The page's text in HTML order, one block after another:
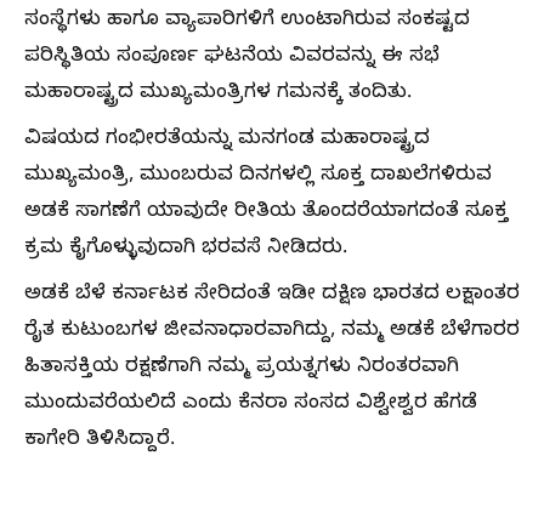
ಸಂಸ್ಥೆಗಳು ಹಾಗೂ ವ್ಯಾಪಾರಿಗಳಿಗೆ ಉಂಟಾಗಿರುವ ಸಂಕಷ್ಟದ
ಪರಿಸ್ಥಿತಿಯ ಸಂಪೂರ್ಣ ಘಟನೆಯ ವಿವರವನ್ನು ಈ ಸಭೆ
ಮಹಾರಾಷ್ಟ್ರದ ಮುಖ್ಯಮಂತ್ರಿಗಳ ಗಮನಕ್ಕೆ ತಂದಿತು.
​ವಿಷಯದ ಗಂಭೀರತೆಯನ್ನು ಮನಗಂಡ ಮಹಾರಾಷ್ಟ್ರದ
ಮುಖ್ಯಮಂತ್ರಿ, ಮುಂಬರುವ ದಿನಗಳಲ್ಲಿ ಸೂಕ್ತ ದಾಖಲೆಗಳಿರುವ
ಅಡಕೆ ಸಾಗಣೆಗೆ ಯಾವುದೇ ರೀತಿಯ ತೊಂದರೆಯಾಗದಂತೆ ಸೂಕ್ತ
ಕ್ರಮ ಕೈಗೊಳ್ಳುವುದಾಗಿ ಭರವಸೆ ನೀಡಿದರು.
​ಅಡಕೆ ಬೆಳೆ ಕರ್ನಾಟಕ ಸೇರಿದಂತೆ ಇಡೀ ದಕ್ಷಿಣ ಭಾರತದ ಲಕ್ಷಾಂತರ
ರೈತ ಕುಟುಂಬಗಳ ಜೀವನಾಧಾರವಾಗಿದ್ದು, ನಮ್ಮ ಅಡಕೆ ಬೆಳೆಗಾರರ
ಹಿತಾಸಕ್ತಿಯ ರಕ್ಷಣೆಗಾಗಿ ನಮ್ಮ ಪ್ರಯತ್ನಗಳು ನಿರಂತರವಾಗಿ
ಮುಂದುವರೆಯಲಿದೆ ಎಂದು ಕೆನರಾ ಸಂಸದ ವಿಶ್ವೇಶ್ವರ ಹೆಗಡೆ
ಕಾಗೇರಿ ತಿಳಿಸಿದ್ದಾರೆ.